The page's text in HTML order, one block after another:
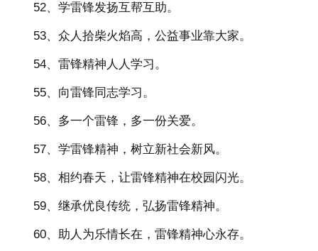
52、学雷锋发扬互帮互助。
53、众人拾柴火焰高，公益事业靠大家。
54、雷锋精神人人学习。
55、向雷锋同志学习。
56、多一个雷锋，多一份关爱。
57、学雷锋精神，树立新社会新风。
58、相约春天，让雷锋精神在校园闪光。
59、继承优良传统，弘扬雷锋精神。
60、助人为乐情长在，雷锋精神心永存。